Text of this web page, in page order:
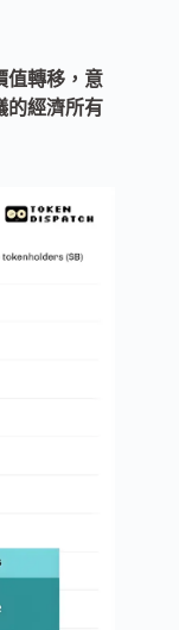
值轉移，意
的經濟所有